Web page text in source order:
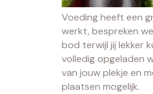
Voeding heeft een
werkt, bespreken
bod terwijl jij lekker
volledig opgeladen
van jouw plekje en
plaatsen mogelijk.